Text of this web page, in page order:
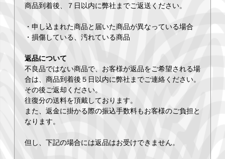
商品到着後、７日以内に弊社までご返送ください。
・申し込まれた商品と届いた商品が異なっている場合
・損傷している、汚れている商品
返品について
不良品ではない商品で、お客様が返品をご希望される場
合は、商品到着後５日以内に弊社までご連絡ください。
その後ご返却ください。
往復分の送料を頂戴しております。
また、返金に掛かる際の振込手数料もお客様のご負担と
なります。
但し、下記の場合には返品はお受けできません。